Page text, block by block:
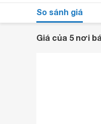
So sánh giá
Giá của 5 nơi